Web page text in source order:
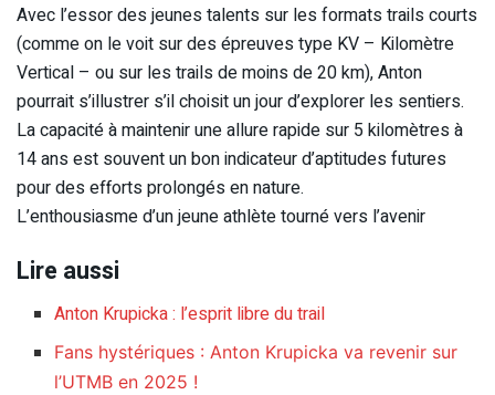
Avec l’essor des jeunes talents sur les formats trails courts
(comme on le voit sur des épreuves type KV – Kilomètre
Vertical – ou sur les trails de moins de 20 km), Anton
pourrait s’illustrer s’il choisit un jour d’explorer les sentiers.
La capacité à maintenir une allure rapide sur 5 kilomètres à
14 ans est souvent un bon indicateur d’aptitudes futures
pour des efforts prolongés en nature.
L’enthousiasme d’un jeune athlète tourné vers l’avenir
Lire aussi
Anton Krupicka : l’esprit libre du trail
Fans hystériques : Anton Krupicka va revenir sur
l’UTMB en 2025 !